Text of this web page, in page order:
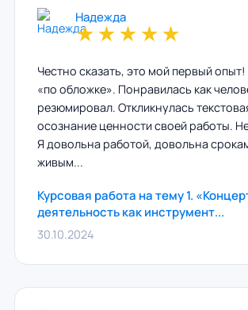
Надежда
★★★★★
Честно сказать, это мой первый
«по обложке». Понравилась как
резюмировал. Откликнулась
осознание ценности своей работы.
Я довольна работой, довольна
живым...
Курсовая работа на тему 1.
деятельность как инструмент...
30.10.2024